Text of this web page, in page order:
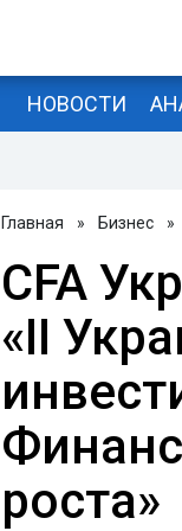
НОВОСТИ
Главная » Бизнес »
CFA
«II
роста»